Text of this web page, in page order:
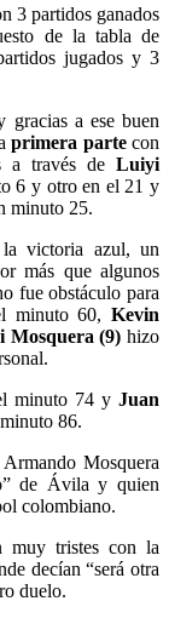
3 partidos ganados
de la tabla de
jugados y 3
a ese buen
primera partecon
a través de Luiyi
6 y otro en el 21 y
minuto 25.
victoria azul, un
más que algunos
fue obstáculo para
minuto 60,Kevin
Mosquera (9)hizo
minuto 74 yJuan
86.
Mosquera
de Ávila y quien
colombiano.
muy tristes con la
decían “será otra
duelo.